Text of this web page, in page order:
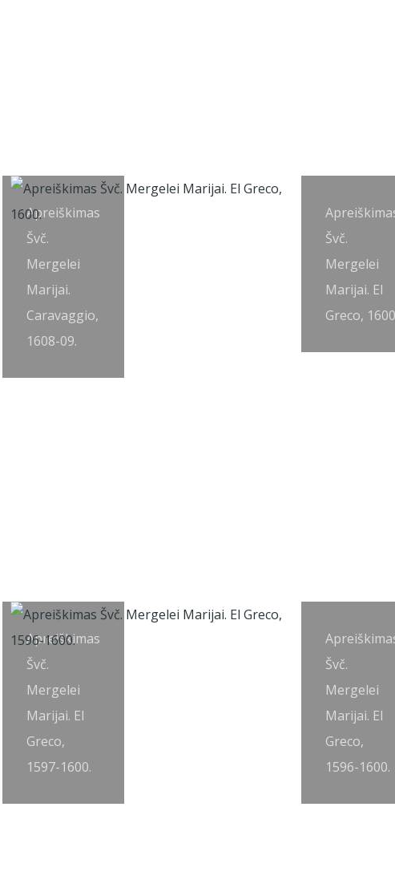
Apreiškimas
Švč.
Mergelei
Marijai.
Caravaggio,
1608-09.
Švč.
Mergelei
Marijai. El
Greco,
Apreiškimas
Švč.
Mergelei
Marijai. El
Greco,
1597-1600.
Švč.
Mergelei
Marijai. El
Greco,
1596-1600.